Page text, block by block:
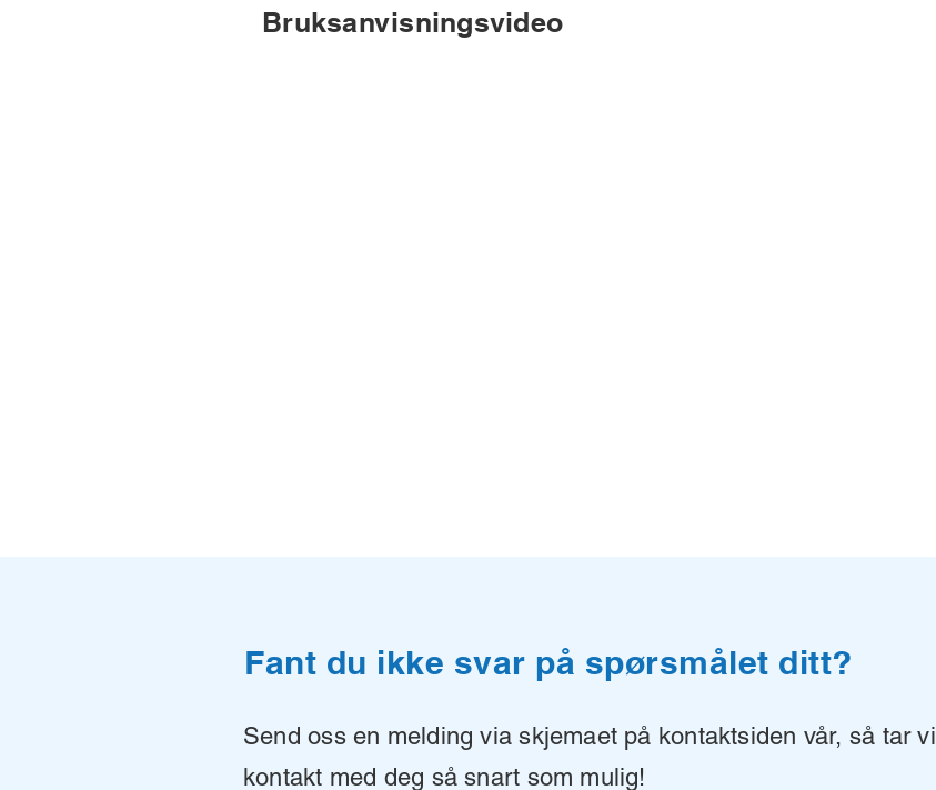
Bruksanvisningsvideo
Fant du ikke svar på spørsmålet ditt?
Send oss en melding via skjemaet på kontaktsiden vår, så tar vi
kontakt med deg så snart som mulig!